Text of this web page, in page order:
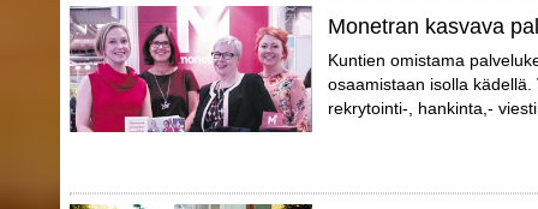
Monetran kasvava
Kuntien omistama
osaamistaan isolla
rekrytointi-, hankinta,-